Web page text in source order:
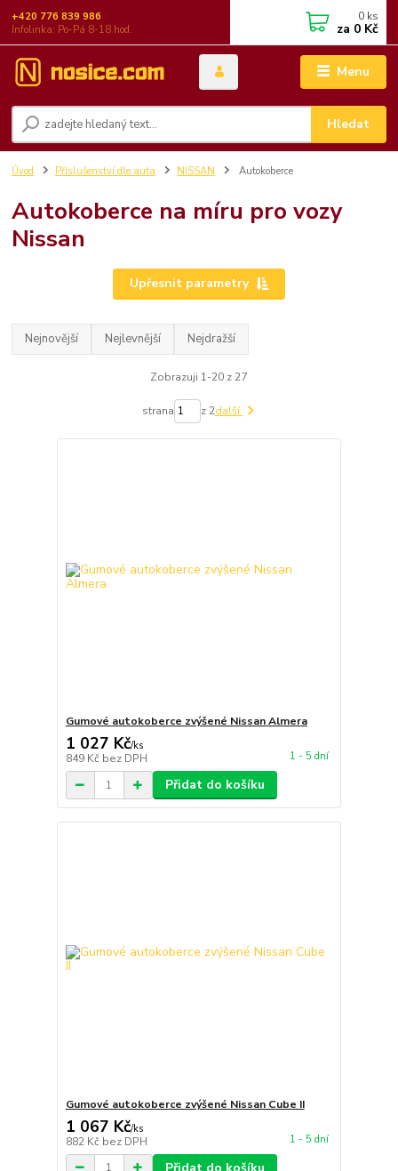
Menu
Hledat
+420 776 839 986
Infolinka: Po-Pá 8-18 hod.
0 ks
za 0 Kč
Úvod Příslušenství dle auta NISSAN Autokoberce
Autokoberce na míru pro vozy
Nissan
Upřesnit parametry
Nejnovější Nejlevnější Nejdražší
Zobrazuji 1-20 z 27
strana z 2další
Gumové autokoberce zvýšené Nissan Almera
1 027 Kč/ks
849 Kč bez DPH 1 - 5 dní
Přidat do košíku
Gumové autokoberce zvýšené Nissan Cube II
1 067 Kč/ks
882 Kč bez DPH 1 - 5 dní
Přidat do košíku